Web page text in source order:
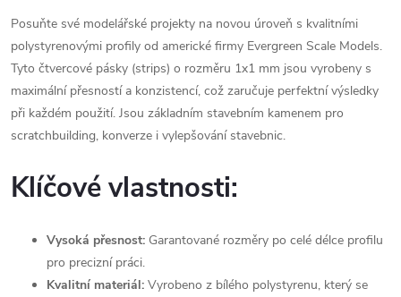
Posuňte své modelářské projekty na novou úroveň s kvalitními
polystyrenovými profily od americké firmy Evergreen Scale Models.
Tyto čtvercové pásky (strips) o rozměru 1x1 mm jsou vyrobeny s
maximální přesností a konzistencí, což zaručuje perfektní výsledky
při každém použití. Jsou základním stavebním kamenem pro
scratchbuilding, konverze i vylepšování stavebnic.
Klíčové vlastnosti:
Vysoká přesnost: Garantované rozměry po celé délce profilu
pro precizní práci.
Kvalitní materiál: Vyrobeno z bílého polystyrenu, který se